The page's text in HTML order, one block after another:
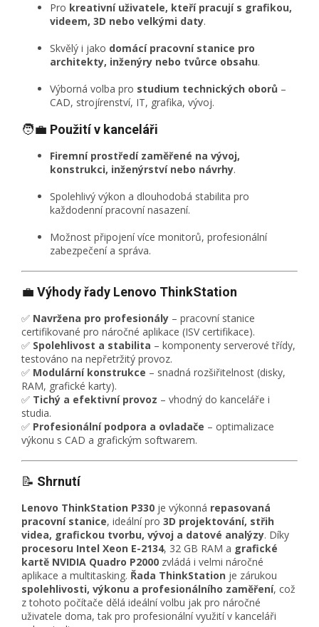
Pro kreativní uživatele, kteří pracují s grafikou,
videem, 3D nebo velkými daty.
Skvělý i jako domácí pracovní stanice pro
architekty, inženýry nebo tvůrce obsahu.
Výborná volba pro studium technických oborů –
CAD, strojírenství, IT, grafika, vývoj.
🧑‍💼 Použití v kanceláři
Firemní prostředí zaměřené na vývoj,
konstrukci, inženýrství nebo návrhy.
Spolehlivý výkon a dlouhodobá stabilita pro
každodenní pracovní nasazení.
Možnost připojení více monitorů, profesionální
zabezpečení a správa.
💼 Výhody řady Lenovo ThinkStation
✅ Navržena pro profesionály – pracovní stanice
certifikované pro náročné aplikace (ISV certifikace).
✅ Spolehlivost a stabilita – komponenty serverové třídy,
testováno na nepřetržitý provoz.
✅ Modulární konstrukce – snadná rozšiřitelnost (disky,
RAM, grafické karty).
✅ Tichý a efektivní provoz – vhodný do kanceláře i
studia.
✅ Profesionální podpora a ovladače – optimalizace
výkonu s CAD a grafickým softwarem.
📝 Shrnutí
Lenovo ThinkStation P330 je výkonná repasovaná
pracovní stanice, ideální pro 3D projektování, střih
videa, grafickou tvorbu, vývoj a datové analýzy. Díky
procesoru Intel Xeon E-2134, 32 GB RAM a grafické
kartě NVIDIA Quadro P2000 zvládá i velmi náročné
aplikace a multitasking. Řada ThinkStation je zárukou
spolehlivosti, výkonu a profesionálního zaměření, což
z tohoto počítače dělá ideální volbu jak pro náročné
uživatele doma, tak pro profesionální využití v kanceláři